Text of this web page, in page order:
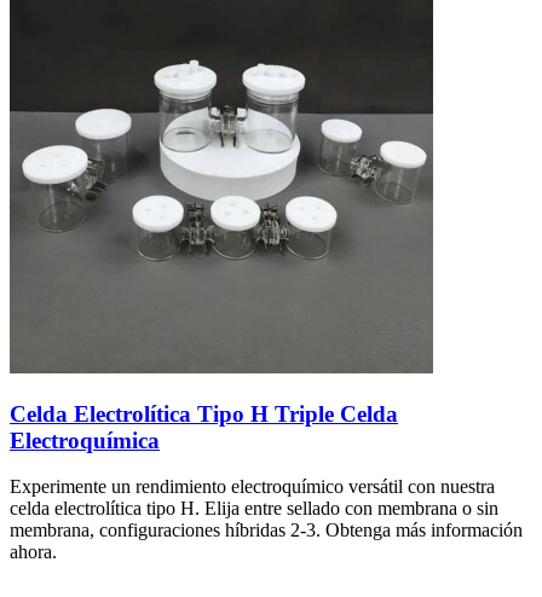
Celda Electrolítica Tipo H Triple Celda
Electroquímica
Experimente un rendimiento electroquímico versátil con nuestra
celda electrolítica tipo H. Elija entre sellado con membrana o sin
membrana, configuraciones híbridas 2-3. Obtenga más información
ahora.